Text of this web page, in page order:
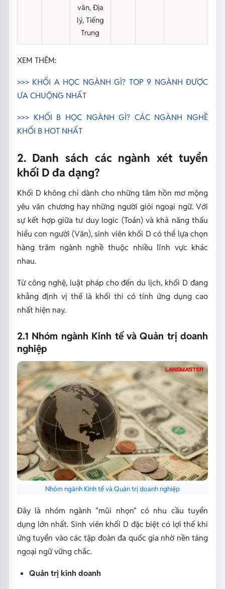
văn, Địa
lý, Tiếng
Trung
XEM THÊM:
>>> KHỐI A HỌC NGÀNH GÌ? TOP 9 NGÀNH ĐƯỢC
ƯA CHUỘNG NHẤT
>>> KHỐI B HỌC NGÀNH GÌ? CÁC NGÀNH NGHỀ
KHỐI B HOT NHẤT
2. Danh sách các ngành xét tuyển
khối D đa dạng?
Khối D không chỉ dành cho những tâm hồn mơ mộng
yêu văn chương hay những người giỏi ngoại ngữ.Với
sự kết hợp giữa tư duy logic (Toán) và khả năng thấu
hiểu con người (Văn), sinh viên khối D có thể lựa chọn
hàng trăm ngành nghề thuộc nhiều lĩnh vực khác
nhau.
Từ công nghệ,luật pháp cho đến du lịch, khối D đang
khẳng định vị thế là khối thi có tính ứng dụng cao
nhất hiện nay.
2.1 Nhóm ngành Kinh tế và Quản trị doanh
nghiệp
Nhóm ngành Kinh tế và Quản trị doanh nghiệp
Đây là nhóm ngành "mũi nhọn" có nhu cầu tuyển
dụng lớn nhất. Sinh viên khối D đặc biệt có lợi thế khi
ứng tuyển vào các tập đoàn đa quốc gia nhờ nền tảng
ngoại ngữ vững chắc.
Quản trị kinh doanh